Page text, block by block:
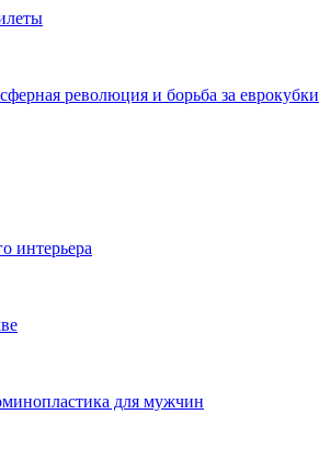
революция и борьба за еврокубки
интерьера
для мужчин